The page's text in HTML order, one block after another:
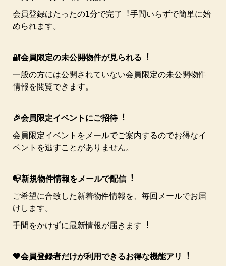
会員登録はたったの1分で完了︕⼿間いらずで簡単に始
められます。
🔐会員限定の未公開物件が⾒られる︕
⼀般の⽅には公開されていない会員限定の未公開物件
情報を閲覧できます。
🎉会員限定イベントにご招待︕
会員限定イベントをメールでご案内するのでお得なイ
ベントを逃すことがありません。
📭新規物件情報をメールで配信︕
ご希望に合致した新着物件情報を、毎回メールでお届
けします。
⼿間をかけずに最新情報が届きます︕
🖤会員登録者だけが利⽤できるお得な機能アリ︕